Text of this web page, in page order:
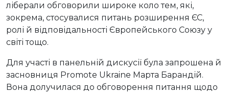
ліберали обговорили широке коло тем, які,
зокрема, стосувалися питань розширення ЄС,
ролі й відповідальності Європейського Союзу у
світі тощо.
Для участі в панельній дискусії була запрошена й
засновниця Promote Ukraine Марта Барандій.
Вона долучилася до обговорення питання щодо